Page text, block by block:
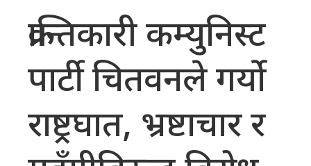
क्रान्तिकारी कम्युनिस्ट
पार्टी चितवनले गर्याे
राष्ट्रघात, भ्रष्टाचार र